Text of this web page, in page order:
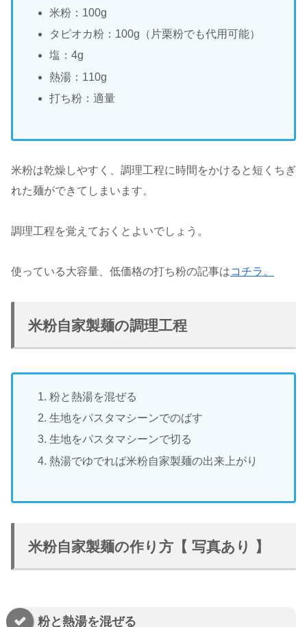
米粉：100g
タピオカ粉：100g（片栗粉でも代用可能）
塩：4g
熱湯：110g
打ち粉：適量
米粉は乾燥しやすく、調理工程に時間をかけると短くちぎ
れた麺ができてしまいます。
調理工程を覚えておくとよいでしょう。
使っている大容量、低価格の打ち粉の記事はコチラ。
米粉自家製麺の調理工程
粉と熱湯を混ぜる
生地をパスタマシーンでのばす
生地をパスタマシーンで切る
熱湯でゆでれば米粉自家製麺の出来上がり
米粉自家製麺の作り方【 写真あり 】
粉と熱湯を混ぜる